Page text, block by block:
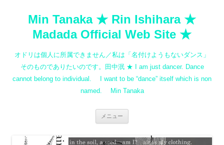
キ
ッ
Min Tanaka ★ Rin Ishihara ★
Madada Official Web Site ★
オドリは個人に所属できません／私は「名付けようもないダンス」
そのものでありたいのです。田中泯 ★ I am just dancer. Dance
cannot belong to individual. I want to be “dance” itself which is non
named. Min Tanaka
メニュー